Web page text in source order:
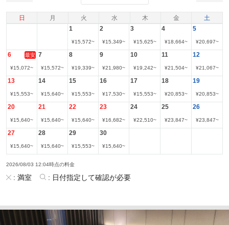
日 月 火 水 木 金 土
1
¥15,572~
2
¥15,349~
3
¥15,625~
4
¥18,664~
5
¥20,697~
6 最安
¥15,072~
7
¥15,572~
8
¥19,339~
9
¥21,980~
10
¥19,242~
11
¥21,504~
12
¥21,067~
13
¥15,553~
14
¥15,640~
15
¥15,553~
16
¥17,530~
17
¥15,553~
18
¥20,853~
19
¥20,853~
20
¥15,640~
21
¥15,640~
22
¥15,640~
23
¥16,682~
24
¥22,510~
25
¥23,847~
26
¥23,847~
27
¥15,640~
28
¥15,640~
29
¥15,553~
30
¥15,640~
2026/08/03 12:04時点の料金
: 満室 : 日付指定して確認が必要